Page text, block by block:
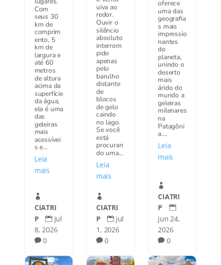
Com
seus 30
km de
comprim
ento, 5
km de
largura e
até 60
metros
de altura
acima da
superfície
da água,
ela é uma
das
geleiras
mais
acessívei
s e...
Leia
mais

CIATRI
P
 jul
8, 2026
 0
uiva ao
redor.
Ouvir o
silêncio
absoluto
interrom
pido
apenas
pelo
barulho
distante
de
blocos
de gelo
caindo
no lago.
Se você
está
procuran
do uma...
Leia
mais

CIATRI
P
 jul
1, 2026
 0
oferece
uma das
geografia
s mais
impressio
nantes
do
planeta,
unindo o
deserto
mais
árido do
mundo a
geleiras
milenares
na
Patagôni
a....
Leia
mais

CIATRI
P

jun 24,
2026
 0